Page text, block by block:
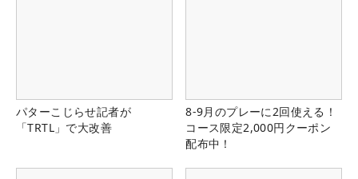
パターこじらせ記者が
「TRTL」で大改善
8-9月のプレーに2回使える！
コース限定2,000円クーポン
配布中！